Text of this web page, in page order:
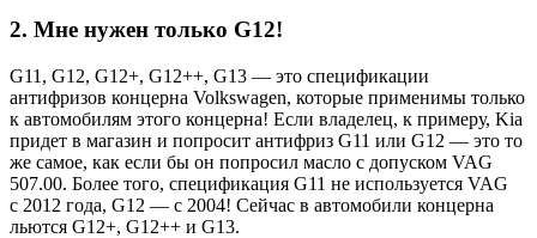
2. Мне нужен только G12!
G11, G12, G12+, G12++, G13 — это спецификации
антифризов концерна Volkswagen, которые применимы только
к автомобилям этого концерна! Если владелец, к примеру, Kia
придет в магазин и попросит антифриз G11 или G12 — это то
же самое, как если бы он попросил масло с допуском VAG
507.00. Более того, спецификация G11 не используется VAG
с 2012 года, G12 — с 2004! Сейчас в автомобили концерна
льются G12+, G12++ и G13.